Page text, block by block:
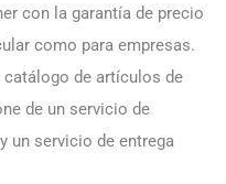
con la garantía de precio
como para empresas.
de artículos de
de un servicio de
un servicio de entrega